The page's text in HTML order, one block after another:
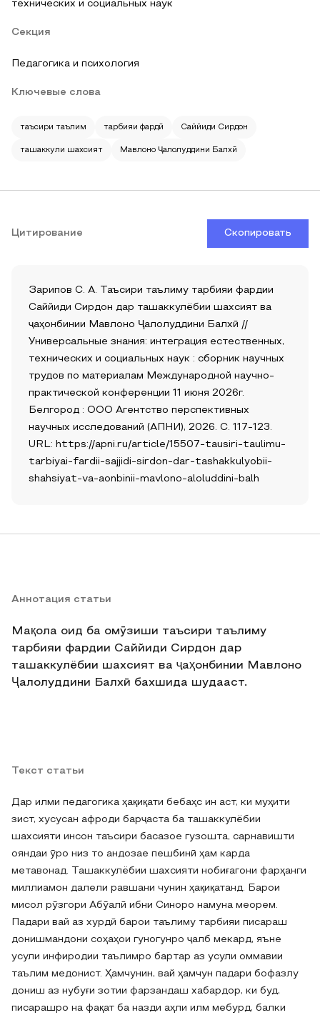
технических и социальных наук
Секция
Педагогика и психология
Ключевые слова
таъсири таълим тарбияи фардӣ Саййиди Сирдон
ташаккули шахсият Мавлоно Ҷалолуддини Балхӣ
Цитирование Скопировать
Зарипов С. А. Таъсири таълиму тарбияи фардии
Саййиди Сирдон дар ташаккулёбии шахсият ва
ҷаҳонбинии Мавлоно Ҷалолуддини Балхӣ //
Универсальные знания: интеграция естественных,
технических и социальных наук : сборник научных
трудов по материалам Международной научно-
практической конференции 11 июня 2026г.
Белгород : ООО Агентство перспективных
научных исследований (АПНИ), 2026. С. 117-123.
URL: https://apni.ru/article/15507-tausiri-taulimu-
tarbiyai-fardii-sajjidi-sirdon-dar-tashakkulyobii-
shahsiyat-va-aonbinii-mavlono-aloluddini-balh
Аннотация статьи
Мақола оид ба омӯзиши таъсири таълиму
тарбияи фардии Саййиди Сирдон дар
ташаккулёбии шахсият ва ҷаҳонбинии Мавлоно
Ҷалолуддини Балхӣ бахшида шудааст.
Текст статьи
Дар илми педагогика ҳақиқати бебаҳс ин аст, ки муҳити
зист, хусусан афроди барҷаста ба ташаккулёбии
шахсияти инсон таъсири басазое гузошта, сарнавишти
ояндаи ӯро низ то андозае пешбинӣ ҳам карда
метавонад. Ташаккулёбии шахсияти нобиғагони фарҳанги
миллиамон далели равшани чунин ҳақиқатанд. Барои
мисол рӯзгори Абӯалӣ ибни Синоро намуна меорем.
Падари вай аз хурдӣ барои таълиму тарбияи писараш
донишмандони соҳаҳои гуногунро ҷалб мекард, яъне
усули инфиродии таълимро бартар аз усули оммавии
таълим медонист. Ҳамчунин, вай ҳамчун падари бофазлу
дониш аз нубуғи зотии фарзандаш хабардор, ки буд,
писарашро на фақат ба назди аҳли илм мебурд, балки